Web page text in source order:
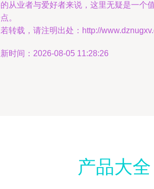
从业者与爱好者来说，这里无疑是一个
。
转载，请注明出处：http://
时间：2026-08-05 11:28:26
产品大全